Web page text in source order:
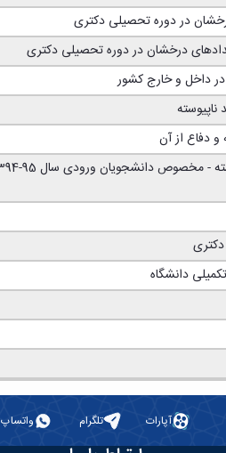
در دوره تحصیلی دکتری
درخشان در دوره تحصیلی دکتری
داخل و خارج کشور
و دفاع از آن
دانشگاه
آپارات تلگرام واتساپ